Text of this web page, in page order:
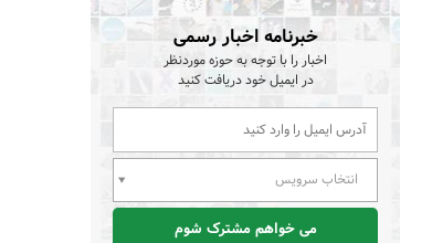
خبرنامه اخبار رسمی
اخبار را با توجه به حوزه موردنظر
در ایمیل خود دریافت کنید
انتخاب سرویس
می خواهم مشترک شوم